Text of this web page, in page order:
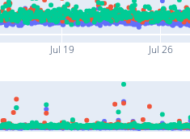
Jul 19 Jul 26